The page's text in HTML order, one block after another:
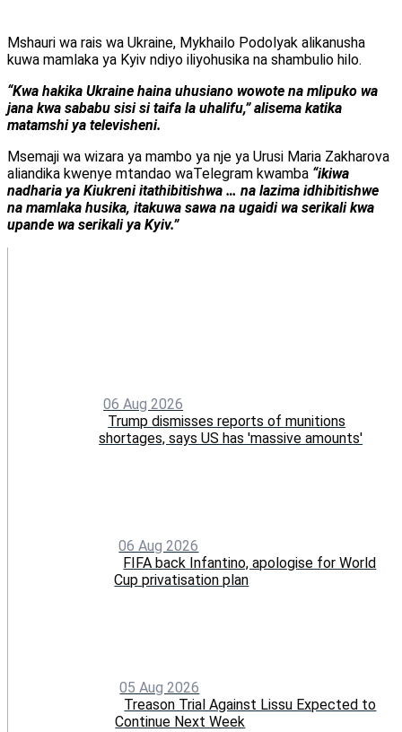
Mshauri wa rais wa Ukraine, Mykhailo Podolyak alikanusha
kuwa mamlaka ya Kyiv ndiyo iliyohusika na shambulio hilo.
“Kwa hakika Ukraine haina uhusiano wowote na mlipuko wa
jana kwa sababu sisi si taifa la uhalifu,” alisema katika
matamshi ya televisheni.
Msemaji wa wizara ya mambo ya nje ya Urusi Maria Zakharova
aliandika kwenye mtandao waTelegram kwamba “ikiwa
nadharia ya Kiukreni itathibitishwa … na lazima idhibitishwe
na mamlaka husika, itakuwa sawa na ugaidi wa serikali kwa
upande wa serikali ya Kyiv.”
06 Aug 2026
Trump dismisses reports of munitions
shortages, says US has 'massive amounts'
06 Aug 2026
FIFA back Infantino, apologise for World
Cup privatisation plan
05 Aug 2026
Treason Trial Against Lissu Expected to
Continue Next Week